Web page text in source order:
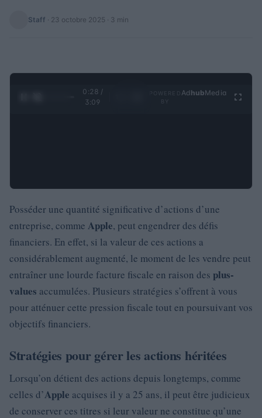
Staff · 23 octobre 2025 · 3 min
0:29 /
3:09
Ad hubMedia
Posséder une quantité significative d’actions d’une
entreprise, comme Apple, peut engendrer des défis
financiers. En effet, si la valeur de ces actions a
considérablement augmenté, le moment de les vendre peut
entraîner une lourde facture fiscale en raison des plus-
values accumulées. Plusieurs stratégies s’offrent à vous
pour atténuer cette pression fiscale tout en poursuivant vos
objectifs financiers.
Stratégies pour gérer les actions héritées
Lorsqu’on détient des actions depuis longtemps, comme
celles d’Apple acquises il y a 25 ans, il peut être judicieux
de conserver ces titres si leur valeur ne constitue qu’une